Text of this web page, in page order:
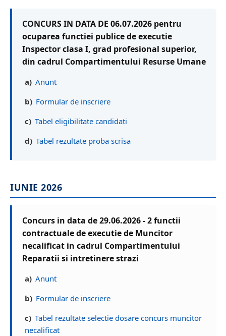
CONCURS IN DATA DE 06.07.2026 pentru
ocuparea functiei publice de executie
Inspector clasa I, grad profesional superior,
din cadrul Compartimentului Resurse Umane
a) Anunt
b) Formular de inscriere
c) Tabel eligibilitate candidati
d) Tabel rezultate proba scrisa
IUNIE 2026
Concurs in data de 29.06.2026 - 2 functii
contractuale de executie de Muncitor
necalificat in cadrul Compartimentului
Reparatii si intretinere strazi
a) Anunt
b) Formular de inscriere
c) Tabel rezultate selectie dosare concurs muncitor
necalificat